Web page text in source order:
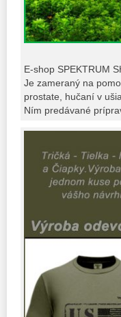
E-shop SPEKTRUM
Je zameraný na
prostate, hučaní v
Ním predávané